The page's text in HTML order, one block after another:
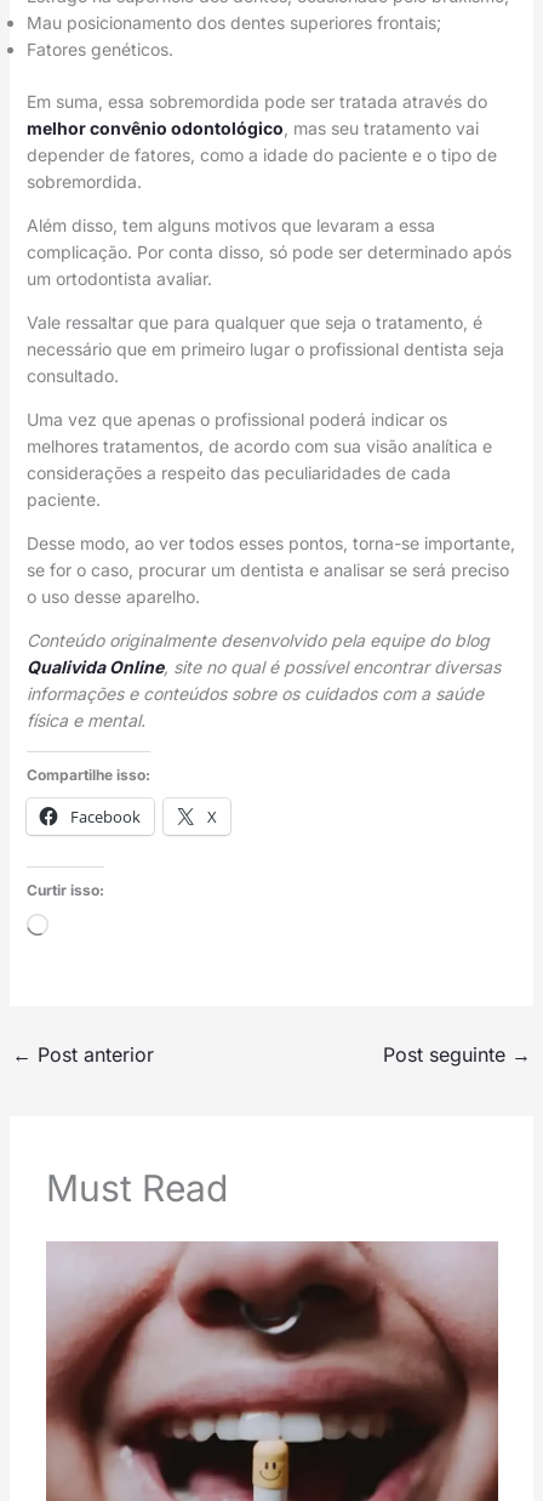
Mau posicionamento dos dentes superiores frontais;
Fatores genéticos.
Em suma, essa sobremordida pode ser tratada através do
melhor convênio odontológico, mas seu tratamento vai
depender de fatores, como a idade do paciente e o tipo de
sobremordida.
Além disso, tem alguns motivos que levaram a essa
complicação. Por conta disso, só pode ser determinado após
um ortodontista avaliar.
Vale ressaltar que para qualquer que seja o tratamento, é
necessário que em primeiro lugar o profissional dentista seja
consultado.
Uma vez que apenas o profissional poderá indicar os
melhores tratamentos, de acordo com sua visão analítica e
considerações a respeito das peculiaridades de cada
paciente.
Desse modo, ao ver todos esses pontos, torna-se importante,
se for o caso, procurar um dentista e analisar se será preciso
o uso desse aparelho.
Conteúdo originalmente desenvolvido pela equipe do blog
Qualivida Online, site no qual é possível encontrar diversas
informações e conteúdos sobre os cuidados com a saúde
física e mental.
Compartilhe isso:
Facebook X
Curtir isso:
Carregando...
← Post anterior Post seguinte →
Must Read